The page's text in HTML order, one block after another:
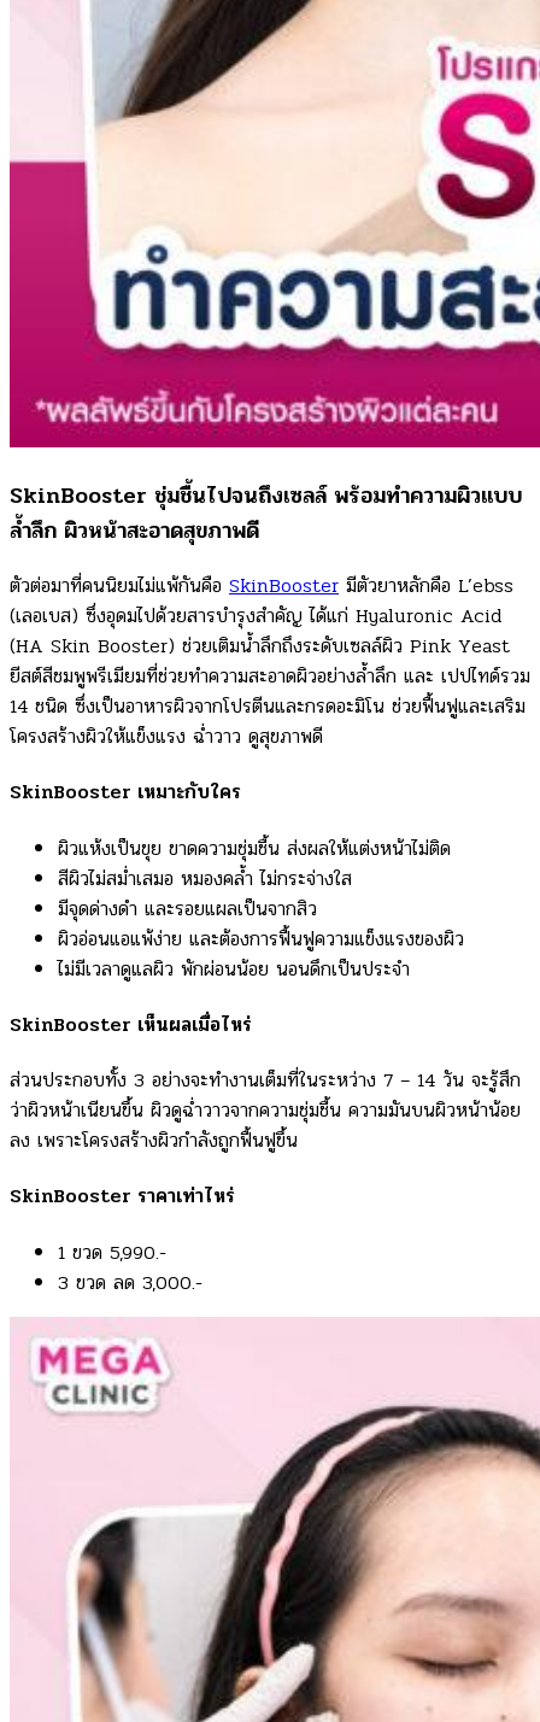
SkinBooster ชุ่มชื้นไปจนถึงเซลล์ พร้อมทำความผิวแบบ
ล้ำลึก ผิวหน้าสะอาดสุขภาพดี
ตัวต่อมาที่คนนิยมไม่แพ้กันคือ SkinBooster มีตัวยาหลักคือ L’ebss
(เลอเบส) ซึ่งอุดมไปด้วยสารบำรุงสำคัญ ได้แก่ Hyaluronic Acid
(HA Skin Booster) ช่วยเติมน้ำลึกถึงระดับเซลล์ผิว Pink Yeast
ยีสต์สีชมพูพรีเมียมที่ช่วยทำความสะอาดผิวอย่างล้ำลึก และ เปปไทด์รวม
14 ชนิด ซึ่งเป็นอาหารผิวจากโปรตีนและกรดอะมิโน ช่วยฟื้นฟูและเสริม
โครงสร้างผิวให้แข็งแรง ฉ่ำวาว ดูสุขภาพดี
SkinBooster เหมาะกับใคร
ผิวแห้งเป็นขุย ขาดความชุ่มชื้น ส่งผลให้แต่งหน้าไม่ติด
สีผิวไม่สม่ำเสมอ หมองคล้ำ ไม่กระจ่างใส
มีจุดด่างดำ และรอยแผลเป็นจากสิว
ผิวอ่อนแอแพ้ง่าย และต้องการฟื้นฟูความแข็งแรงของผิว
ไม่มีเวลาดูแลผิว พักผ่อนน้อย นอนดึกเป็นประจำ
SkinBooster เห็นผลเมื่อไหร่
ส่วนประกอบทั้ง 3 อย่างจะทำงานเต็มที่ในระหว่าง 7 – 14 วัน จะรู้สึก
ว่าผิวหน้าเนียนขึ้น ผิวดูฉ่ำวาวจากความชุ่มชื้น ความมันบนผิวหน้าน้อย
ลง เพราะโครงสร้างผิวกำลังถูกฟื้นฟูขึ้น
SkinBooster ราคาเท่าไหร่
1 ขวด 5,990.-
3 ขวด ลด 3,000.-